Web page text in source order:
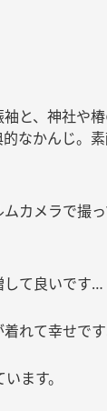
と、神社や
なかんじ。素
カメラで撮
して良いです…
れて幸せです
ます。